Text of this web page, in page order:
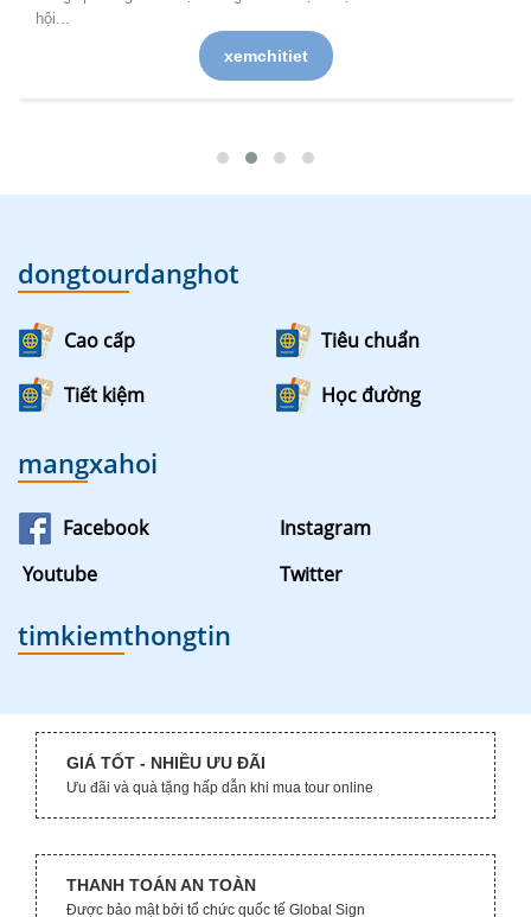
hội...
xemchitiet
dongtourdanghot
Cao cấp Tiêu chuẩn
Tiết kiệm Học đường
mangxahoi
Facebook
Instagram
Youtube
Twitter
timkiemthongtin
GIÁ TỐT - NHIỀU ƯU ĐÃI
Ưu đãi và quà tặng hấp dẫn khi mua tour online
THANH TOÁN AN TOÀN
Được bảo mật bởi tổ chức quốc tế Global Sign